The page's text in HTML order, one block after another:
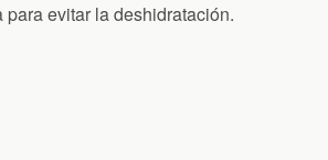
evitar la deshidratación.